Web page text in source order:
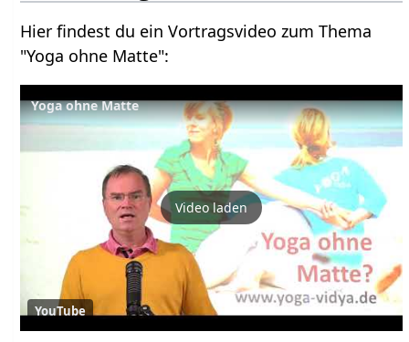
Hier findest du ein Vortragsvideo zum Thema
"Yoga ohne Matte":
Yoga ohne Matte
Video laden
YouTube